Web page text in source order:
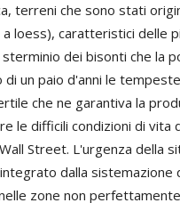
terreni che sono stati
loess), caratteristici delle
dei bisonti che la
un paio d'anni le
che ne garantiva la
le difficili condizioni di vita
Street. L'urgenza della
dalla sistemazione
zone non